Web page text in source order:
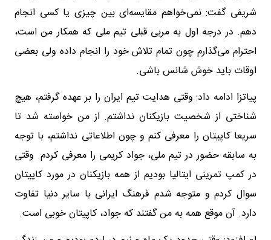
شریفی گفت: نمی‌خواهم مقایسه‌ای بین چیزی یا کسی انجام
دهم. در درجه اول به مربی قبلی تیم ملی که همکار من است،
احترام می‌گذارم چون تمام تلاش خود را انجام داده ولی بعضی
اوقات باید خوش شانس باشی.
پیاتزا ادامه داد: وقتی هدایت تیم ایران را بر عهده گرفتم، هیچ
شناختی از شخصیت بازیکنان نداشتم. از من خواسته شد تا
سریعا کاپیتان را معرفی کنم و چون اطلاعاتی نداشتم، با توجه
به سابقه حضور در تیم ملی، جواد کریمی را معرفی کردم. وقتی
در کمپ تمرینی ایتالیا بودیم از همه بازیکنان در مورد کاپیتان
سوال کردم و متوجه شدم فرهنگ ایرانی با سایر دنیا تفاوت
دارد. آن موقع همه به من گفتند که جواد، کاپیتان خوبی است.